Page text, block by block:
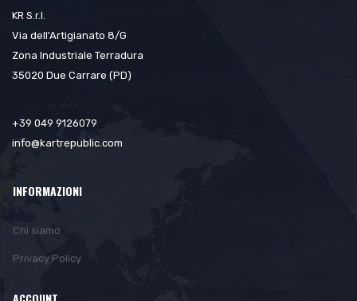
KR S.r.l.
Via dell'Artigianato 8/G
Zona Industriale Terradura
35020 Due Carrare (PD)
+39 049 9126079
info@kartrepublic.com
INFORMAZIONI
Chi siamo
Privacy Policy